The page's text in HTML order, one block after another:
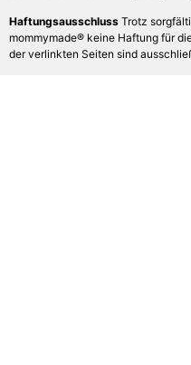
Haftungsausschluss Trotz
mommymade® keine Haftung für
der verlinkten Seiten sind